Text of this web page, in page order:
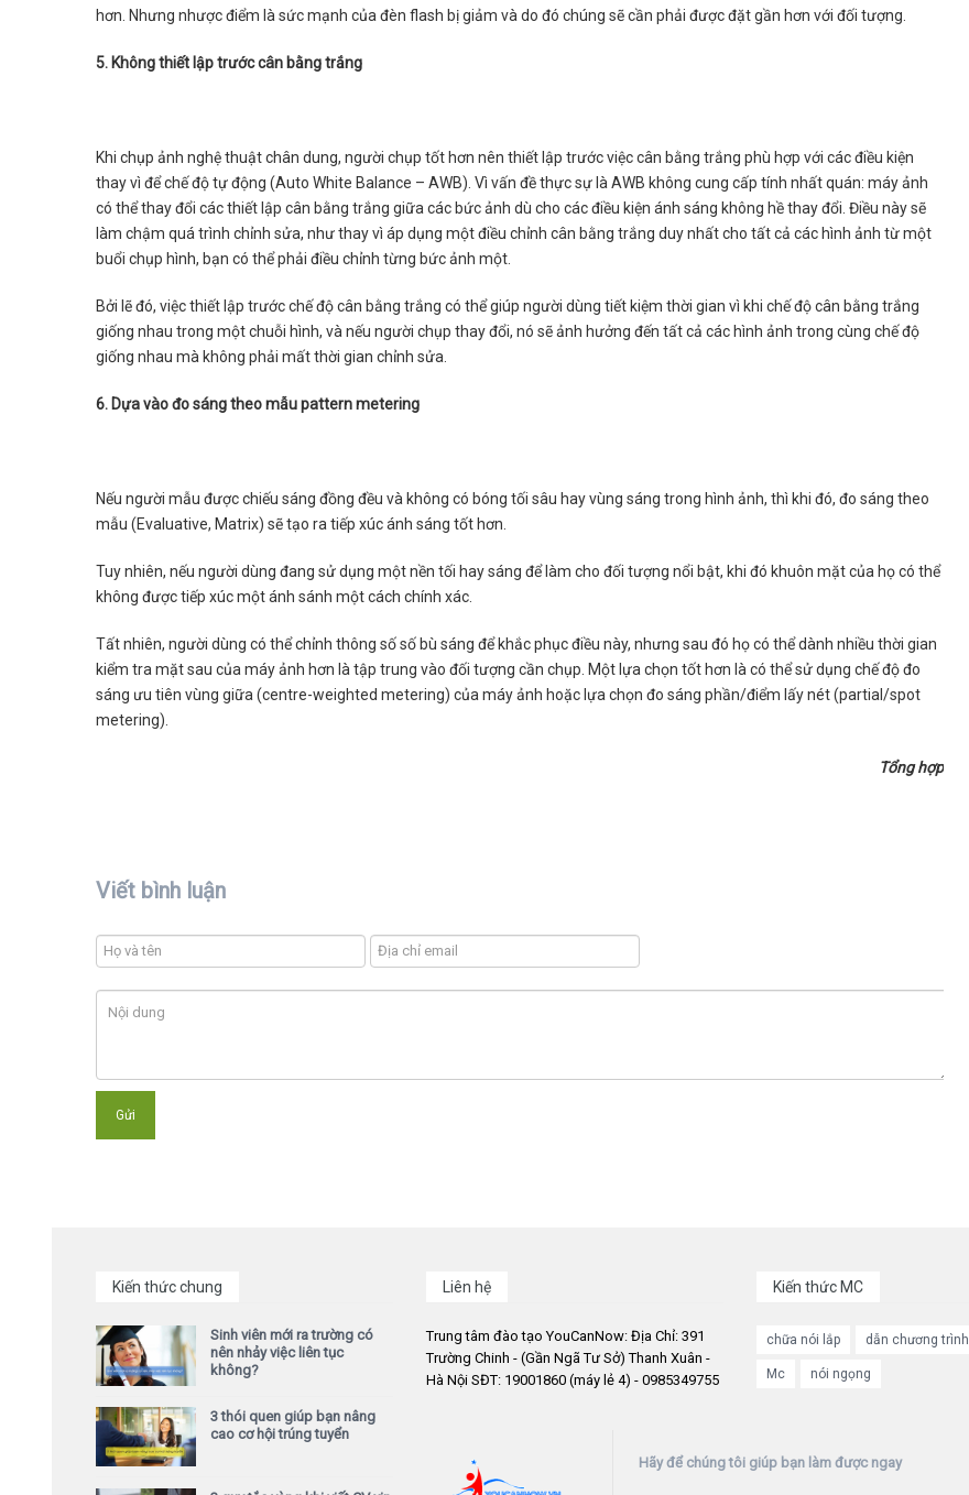
hơn. Nhưng nhược điểm là sức mạnh của đèn flash bị giảm và do đó chúng sẽ cần phải được đặt gần hơn với đối tượng.
5. Không thiết lập trước cân bằng trắng
Khi chụp ảnh nghệ thuật chân dung, người chụp tốt hơn nên thiết lập trước việc cân bằng trắng phù hợp với các điều kiện
thay vì để chế độ tự động (Auto White Balance – AWB). Vì vấn đề thực sự là AWB không cung cấp tính nhất quán: máy ảnh
có thể thay đổi các thiết lập cân bằng trắng giữa các bức ảnh dù cho các điều kiện ánh sáng không hề thay đổi. Điều này sẽ
làm chậm quá trình chỉnh sửa, như thay vì áp dụng một điều chỉnh cân bằng trắng duy nhất cho tất cả các hình ảnh từ một
buổi chụp hình, bạn có thể phải điều chỉnh từng bức ảnh một.
Bởi lẽ đó, việc thiết lập trước chế độ cân bằng trắng có thể giúp người dùng tiết kiệm thời gian vì khi chế độ cân bằng trắng
giống nhau trong một chuỗi hình, và nếu người chụp thay đổi, nó sẽ ảnh hưởng đến tất cả các hình ảnh trong cùng chế độ
giống nhau mà không phải mất thời gian chỉnh sửa.
6. Dựa vào đo sáng theo mẫu pattern metering
Nếu người mẫu được chiếu sáng đồng đều và không có bóng tối sâu hay vùng sáng trong hình ảnh, thì khi đó, đo sáng theo
mẫu (Evaluative, Matrix) sẽ tạo ra tiếp xúc ánh sáng tốt hơn.
Tuy nhiên, nếu người dùng đang sử dụng một nền tối hay sáng để làm cho đối tượng nổi bật, khi đó khuôn mặt của họ có thể
không được tiếp xúc một ánh sánh một cách chính xác.
Tất nhiên, người dùng có thể chỉnh thông số số bù sáng để khắc phục điều này, nhưng sau đó họ có thể dành nhiều thời gian
kiểm tra mặt sau của máy ảnh hơn là tập trung vào đối tượng cần chụp. Một lựa chọn tốt hơn là có thể sử dụng chế độ đo
sáng ưu tiên vùng giữa (centre-weighted metering) của máy ảnh hoặc lựa chọn đo sáng phần/điểm lấy nét (partial/spot
metering).
Tổng hợp
Viết bình luận
Kiến thức chung
Sinh viên mới ra trường có
nên nhảy việc liên tục
không?
3 thói quen giúp bạn nâng
cao cơ hội trúng tuyển
Liên hệ
Trung tâm đào tạo YouCanNow: Địa Chỉ: 391
Trường Chinh - (Gần Ngã Tư Sở) Thanh Xuân -
Hà Nội SĐT: 19001860 (máy lẻ 4) - 0985349755
Kiến thức MC
chữa nói lắp dẫn chương trình
Mc nói ngọng
Hãy để chúng tôi giúp bạn làm được ngay